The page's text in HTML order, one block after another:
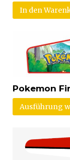
In den
Pokemon
Ausführung